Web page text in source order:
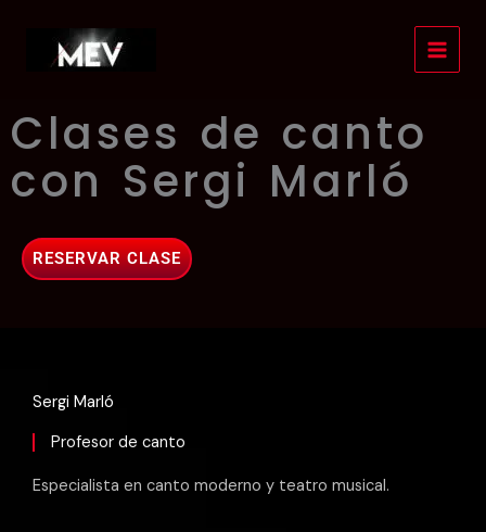
contenido
Clases de canto
con Sergi Marló
RESERVAR CLASE
Sergi Marló
Profesor de canto
Especialista en canto moderno y teatro musical.